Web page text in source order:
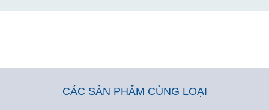
CÁC SẢN PHẨM CÙNG LOẠI